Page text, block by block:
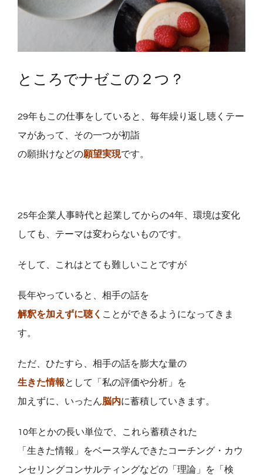
ところでナゼこの２つ？
29年もこの仕事をしていると、毎年繰り返し聴くテー
マがあって、その一つが初詣
の願掛けなどの願望実現です。
25年企業人事時代と起業してからの4年、環境は変化
しても、テーマは変わらないものです。
そして、これはとても難しいことですが
長年やっていると、相手の話を
解釈を加えずに聴く ことができるようになってきま
す。
ただ、ひたすら、相手の話を膨大な量の
生きた情報として「私の評価や分析」を
加えずに、いったん脳内に蓄積していきます。
10年とかの長い単位で、これら蓄積された
「生きた情報」をベース学んできたコーチング・カウ
ンセリングコンサルティングなどの「理論」を「検